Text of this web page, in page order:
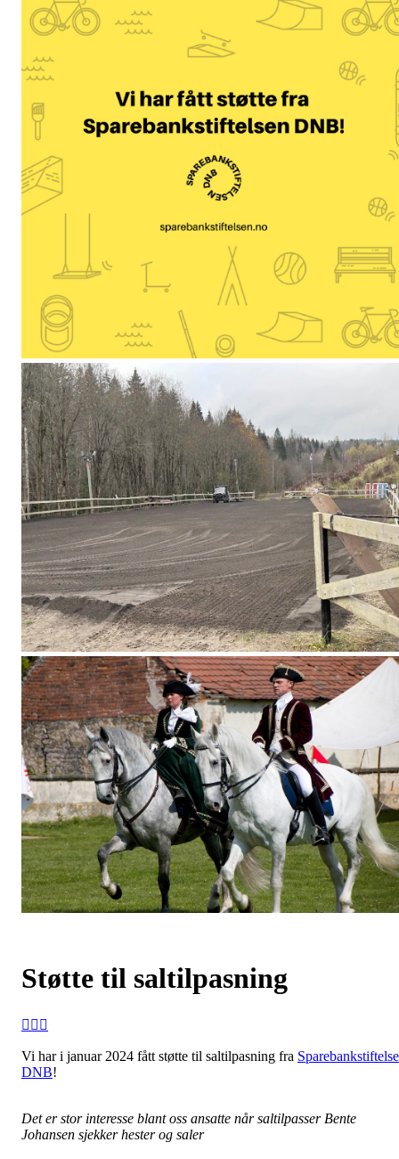
Støtte til saltilpasning
Vi har i januar 2024 fått støtte til saltilpasning fra
DNB!
Det er stor interesse blant oss ansatte når saltilpasser Bente
Johansen sjekker hester og saler